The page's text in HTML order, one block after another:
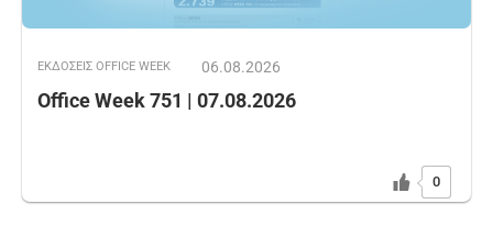
ΕΚΔOΣΕΙΣ OFFICE WEEK 06.08.2026
Office Week 751 | 07.08.2026
0